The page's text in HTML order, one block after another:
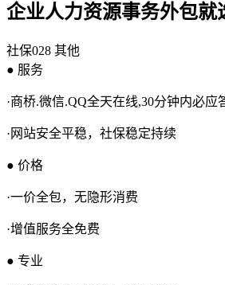
企业人力资源事务外包就
社保028 其他
● 服务
·商桥.微信.QQ全天在线,30分钟内必应
·网站安全平稳，社保稳定持续
● 价格
·一价全包，无隐形消费
·增值服务全免费
● 专业